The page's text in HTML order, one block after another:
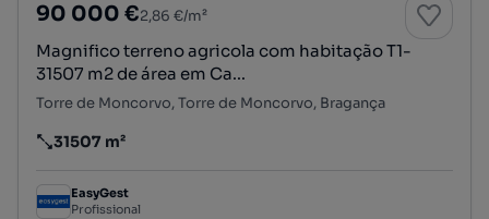
90 000 €2,86 €/m²
Magnifico terreno agricola com habitação T1-
31507 m2 de área em Ca...
Torre de Moncorvo, Torre de Moncorvo, Bragança
Preço por metro quadrado
31507 m²
EasyGest
Profissional